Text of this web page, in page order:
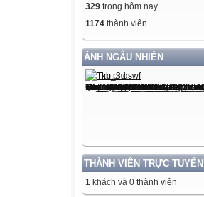
329 trong hôm nay
1174 thành viên
ẢNH NGẪU NHIÊN
THÀNH VIÊN TRỰC TUYẾN
1 khách và 0 thành viên